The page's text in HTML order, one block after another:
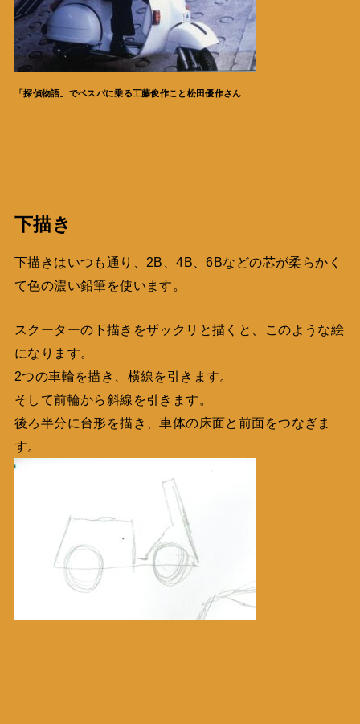
「探偵物語」でベスパに乗る工藤俊作こと松田優作さん
下描き
下描きはいつも通り、2B、4B、6Bなどの芯が柔らかく
て色の濃い鉛筆を使います。
スクーターの下描きをザックリと描くと、このような絵
になります。
2つの車輪を描き、横線を引きます。
そして前輪から斜線を引きます。
後ろ半分に台形を描き、車体の床面と前面をつなぎま
す。